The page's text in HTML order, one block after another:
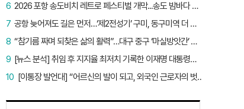
2026 포항 송도비치 레트로 페스티벌 개막...송도 밤바다 달군 레트로 열기
6
공항 늦어져도 길은 먼저…‘제2전성기’ 구미, 동구미역 더 절실
7
“참기름 짜며 되찾은 삶의 활력”…대구 중구 ‘마실방앗간’ 어르신들의 인생 2막
8
[뉴스 분석] 취임 후 지지율 최저치 기록한 이재명 대통령…왜?
9
[이통장 발언대] “어르신의 발이 되고, 외국인 근로자의 벗이 되고”…박상철 이장의 ‘사람 농사’
10